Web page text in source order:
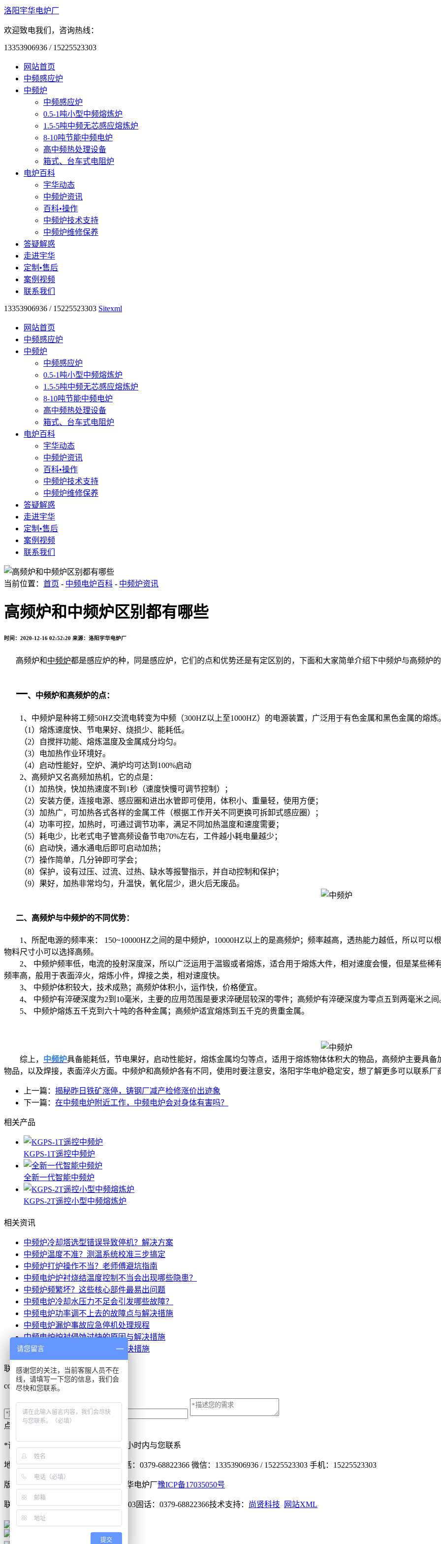
洛阳宇华电炉厂
欢迎致电我们，咨询热线：
13353906936 / 15225523303
网站首页
中频感应炉
中频炉
中频感应炉
0.5-1吨小型中频熔炼炉
1.5-5吨中频无芯感应熔炼炉
8-10吨节能中频电炉
高中频热处理设备
箱式、台车式电阻炉
电炉百科
宇华动态
中频炉资讯
百科•操作
中频炉技术支持
中频炉维修保养
答疑解惑
走进宇华
定制•售后
案例视频
联系我们
13353906936 / 15225523303 Sitexml
网站首页
中频感应炉
中频炉
中频感应炉
0.5-1吨小型中频熔炼炉
1.5-5吨中频无芯感应熔炼炉
8-10吨节能中频电炉
高中频热处理设备
箱式、台车式电阻炉
电炉百科
宇华动态
中频炉资讯
百科•操作
中频炉技术支持
中频炉维修保养
答疑解惑
走进宇华
定制•售后
案例视频
联系我们
当前位置： 首页 - 中频电炉百科 - 中频炉资讯
高频炉和中频炉区别都有哪些
时间：2020-12-16 02:52:20 来源：洛阳宇华电炉厂
高频炉和中频炉都是感应炉的种，同是感应炉，它们的点和优势还是有定区别的，下面和大家简单介绍下中频炉与高频炉
一、中频炉和高频炉的点：
1、中频炉是种将工频50HZ交流电转变为中频（300HZ以上至1000HZ）的电源装置，广泛用于有色金属和黑色金属的熔炼
（1）熔炼速度快、节电果好、烧损少、能耗低。
（2）自搅拌功能、熔炼温度及金属成分均匀。
（3）电加热作业环境好。
（4）启动性能好，空炉、满炉均可达到100%启动
2、高频炉又名高频加热机，它的点是：
（1）加热快，快加热速度不到1秒（速度快慢可调节控制）；
（2）安装方便，连接电源、感应圈和进出水管即可使用，体积小、重量轻，使用方便；
（3）加热广，可加热各式各样的金属工件（根据工作开关不同更换可拆卸式感应圈）；
（4）功率可控，加热时，可通过调节功率，满足不同加热温度和速度需要；
（5）耗电少，比老式电子管高频设备节电70%左右，工件越小耗电量越少；
（6）启动快，通水通电后即可启动加热；
（7）操作简单，几分钟即可学会；
（8）保护，设有过压、过流、过热、缺水等报警指示，并自动控制和保护；
（9）果好，加热非常均匀，升温快，氧化层少，退火后无废品。
二、高频炉与中频炉的不同优势：
1、所配电源的频率来： 150~10000HZ之间的是中频炉，10000HZ以上的是高频炉；频率越高，透热能力越低，所以可以
物料尺寸小可以选择高频。
2、 中频炉频率低，电流的投射深度深，所以广泛运用于温锻或者熔炼，适合用于熔炼大件，相对速度会慢，但是某些稀
频率高，般用于表面淬火，熔炼小件，焊接之类，相对速度快。
3、 中频炉体积较大，技术成熟；高频炉体积小，运作快，价格便宜。
4、 中频炉有淬硬深度为2到10毫米，主要的应用范围是要求淬硬层较深的零件；高频炉有淬硬深度为零点五到两毫米之间
5、 中频炉熔炼五千克到六十吨的各种金属；高频炉适宜熔炼到五千克的贵重金属。
综上， 中频炉具备能耗低，节电果好，启动性能好，熔炼金属均匀等点，适用于熔炼物体体积大的物品，高频炉主要具
物品，以及焊接，表面淬火方面。中频炉和高频炉各有不同，使用时要注意安，洛阳宇华电炉稳定安，想了解更多可以联系厂
上一篇： 揭秘昨日铁矿涨停，铸钢厂减产检修涨价出迹象
下一篇： 在中频电炉附近工作，中频电炉会对身体有害吗？
相关产品
KGPS-1T遥控中频炉
全新一代智能中频炉
KGPS-2T遥控小型中频熔炼炉
相关资讯
中频炉冷却塔选型错误导致停机？解决方案
中频炉温度不准？测温系统校准三步搞定
中频炉打炉操作不当？老师傅避坑指南
中频电炉炉衬烧结温度控制不当会出现哪些隐患？
中频炉频繁坏？这些核心部件最易出问题
中频电炉冷却水压力不足会引发哪些故障？
中频电炉功率调不上去的故障点与解决措施
中频电炉漏炉事故应急停机处理规程
中频电炉炉衬侵蚀过快的原因与解决措施
中频电炉炉衬开裂的原因与解决措施
联系我们
contact us
点击留言咨询
*请认真填写需求信息，我们会在24小时内与您联系
地址：河南省宜阳北城区唐经路 电话：0379-68822366 微信：13353906936 / 15225523303 手机：15225523303
版权所有：Copyright © 2018 洛阳宇华电炉厂豫ICP备17035050号
联系电话：13353906936 / 15225523303固话：0379-68822366技术支持： 尚贤科技 网站XML
豫公网安备 41032702000075号
请您留言
感谢您的关注，当前客服人员不在
线，请填写一下您的信息，我们会
尽快和您联系。
提交